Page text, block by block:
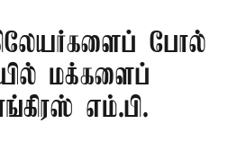
போல்
மக்களைப்
எம்.பி.